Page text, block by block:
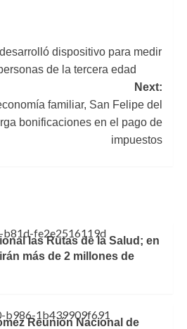
dispositivo para medir
de la tercera edad
Next:
familiar, San Felipe del
bonificaciones en el pago de
impuestos
las Rutas de la Salud; en
más de 2 millones de
Reunión Nacional de